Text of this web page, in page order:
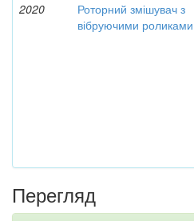
2020
Роторний змішувач з
вібруючими роликами
Перегляд